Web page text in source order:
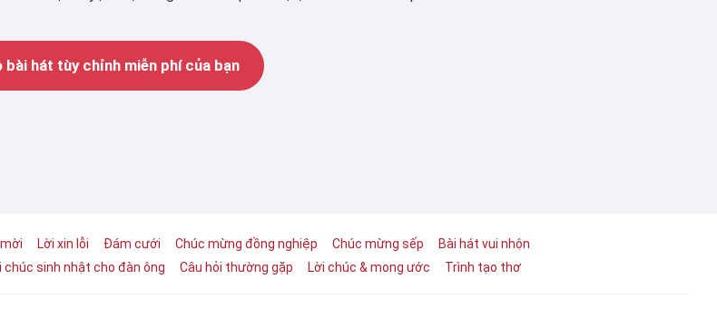
bài hát tùy chỉnh miễn phí của bạn
Lời xin lỗi Đám cưới Chúc mừng đồng nghiệp Chúc mừng sếp
Bài hát vui nhộn
chúc sinh nhật cho đàn ông Câu hỏi thường gặp Lời chúc & mong ước Trình tạo thơ